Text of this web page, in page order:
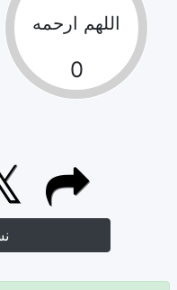
اللهم ارحمه
0